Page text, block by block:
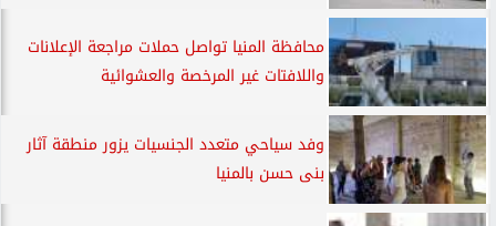
محافظة المنيا تواصل حملات مراجعة الإعلانات
واللافتات غير المرخصة والعشوائية
وفد سياحي متعدد الجنسيات يزور منطقة آثار
بنى حسن بالمنيا